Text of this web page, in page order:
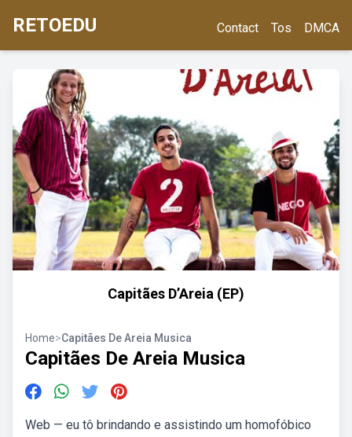
RETOEDU Contact Tos DMCA
Capitães D’Areia (EP)
Home>Capitães De Areia Musica
Capitães De Areia Musica
Web — eu tô brindando e assistindo um homofóbico